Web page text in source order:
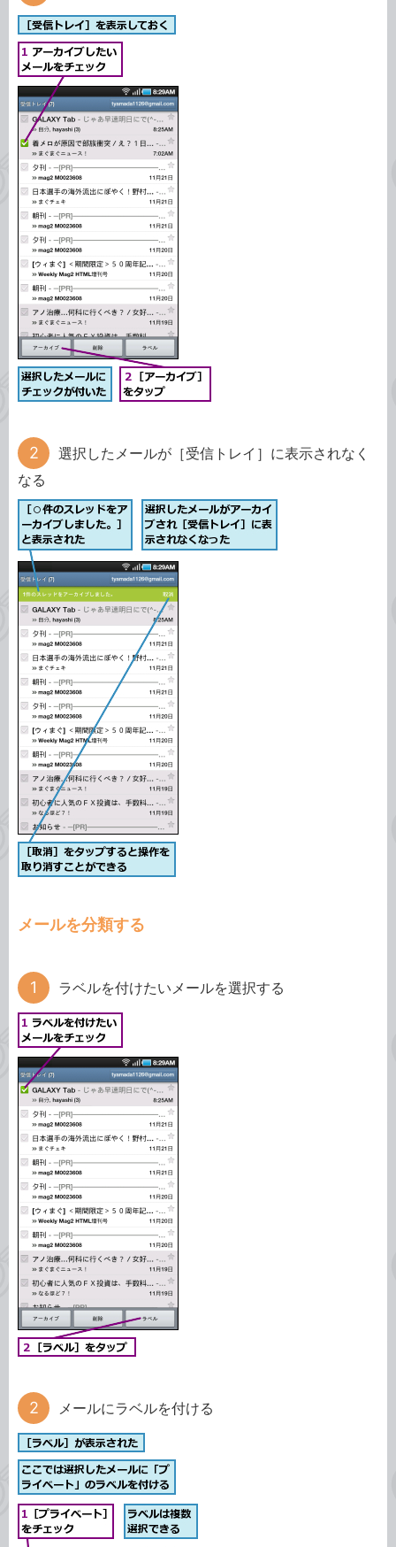
選択したメールが［受信トレイ］に表示されなく
なる
メールを分類する
ラベルを付けたいメールを選択する
メールにラベルを付ける